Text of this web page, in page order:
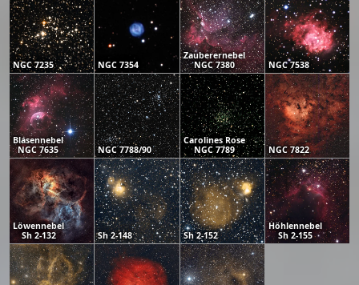
NGC 7235 NGC 7354
Zauberernebel
NGC 7380
NGC 7538
Blasennebel
NGC 7635
NGC 7788/90
Carolines Rose
NGC 7789
NGC 7822
Löwennebel
Sh 2-132
Sh 2-148 Sh 2-152
Höhlennebel
Sh 2-155